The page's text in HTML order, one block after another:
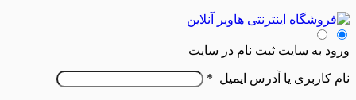
ورود به سایت ثبت نام در سایت
نام کاربری یا آدرس ایمیل *